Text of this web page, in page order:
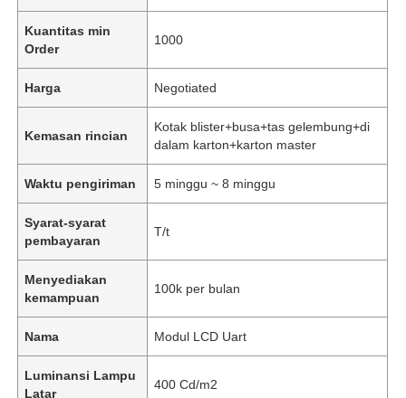
Kuantitas min
Order
1000
Harga Negotiated
Kemasan rincian
Kotak blister+busa+tas gelembung+di
dalam karton+karton master
Waktu pengiriman 5 minggu ~ 8 minggu
Syarat-syarat
pembayaran
T/t
Menyediakan
kemampuan
100k per bulan
Nama Modul LCD Uart
Luminansi Lampu
Latar
400 Cd/m2